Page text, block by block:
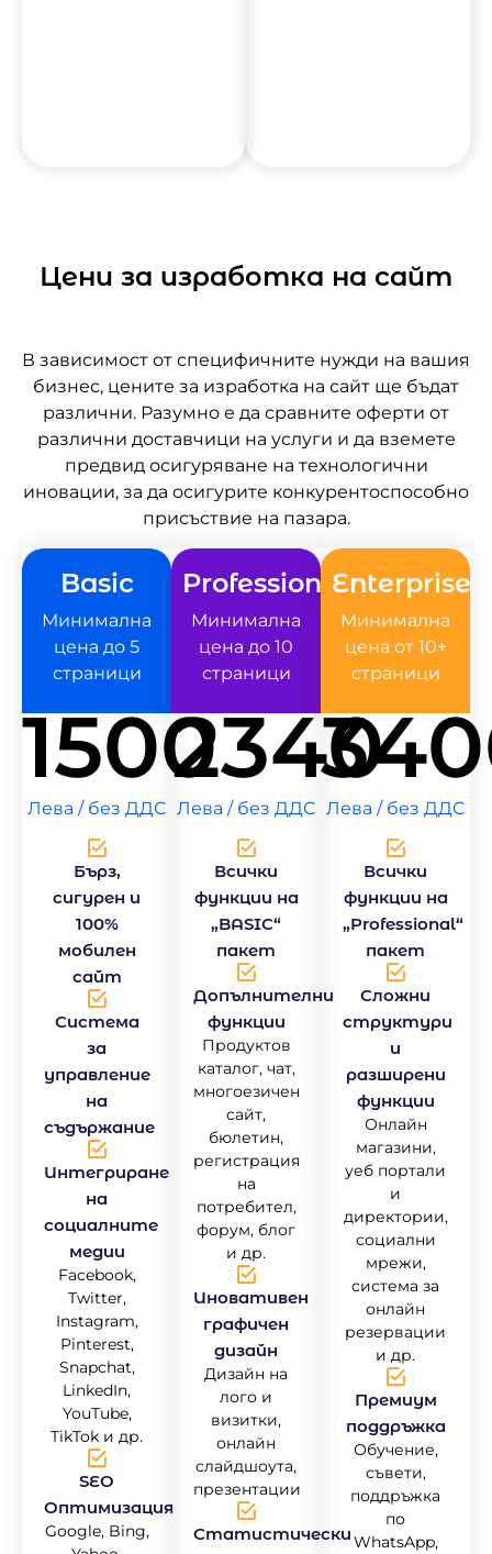
Цени за изработка на сайт
В зависимост от специфичните нужди на вашия
бизнес, цените за изработка на сайт ще бъдат
различни. Разумно е да сравните оферти от
различни доставчици на услуги и да вземете
предвид осигуряване на технологични
иновации, за да осигурите конкурентоспособно
присъствие на пазара.
Basic
Минимална
цена до 5
страници
1500
Лева / без ДДС
Бърз,
сигурен и
100%
мобилен
сайт
Система
за
управление
на
съдържание
Интегриране
на
социалните
медии
Facebook,
Twitter,
Instagram,
Pinterest,
Snapchat,
LinkedIn,
YouTube,
TikTok и др.
SEO
Оптимизация
Google, Bing,
Professional
Минимална
цена до 10
страници
2340
Лева / без ДДС
Всички
функции на
„BASIC“
пакет
Допълнителни
функции
Продуктов
каталог, чат,
многоезичен
сайт,
бюлетин,
регистрация
на
потребител,
форум, блог
и др.
Иновативен
графичен
дизайн
Дизайн на
лого и
визитки,
онлайн
слайдшоута,
презентации
Статистически
Enterprise
Минимална
цена от 10+
страници
Лева / без ДДС
Всички
функции на
„Professional“
пакет
Сложни
структури
и
разширени
функции
Онлайн
магазини,
уеб портали
и
директории,
социални
мрежи,
система за
онлайн
резервации
и др.
Премиум
поддръжка
Обучение,
съвети,
поддръжка
по
WhatsApp,